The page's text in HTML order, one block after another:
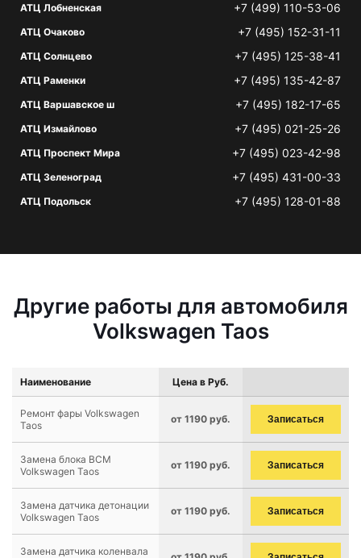
АТЦ Лобненская +7 (499) 110-53-06
АТЦ Очаково +7 (495) 152-31-11
АТЦ Солнцево +7 (495) 125-38-41
АТЦ Раменки +7 (495) 135-42-87
АТЦ Варшавское ш +7 (495) 182-17-65
АТЦ Измайлово +7 (495) 021-25-26
АТЦ Проспект Мира +7 (495) 023-42-98
АТЦ Зеленоград +7 (495) 431-00-33
АТЦ Подольск +7 (495) 128-01-88
Другие работы для автомобиля
Volkswagen Taos
Наименование Цена в Руб.
Ремонт фары Volkswagen
Taos
от 1190 руб. Записаться
Замена блока BCM
Volkswagen Taos
от 1190 руб. Записаться
Замена датчика детонации
Volkswagen Taos
от 1190 руб. Записаться
Замена датчика коленвала